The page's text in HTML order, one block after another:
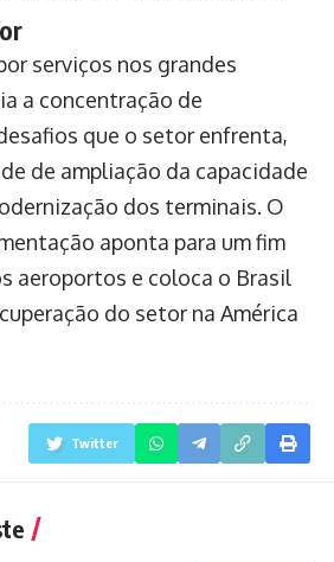
serviços nos grandes
a concentração de
que o setor enfrenta,
de ampliação da capacidade
dos terminais. O
aponta para um fim
aeroportos e coloca o Brasil
do setor na América
Twitter